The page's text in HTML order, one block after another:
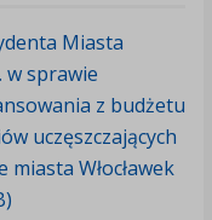
Miasta
w sprawie
z budżetu
uczęszczających
Włocławek